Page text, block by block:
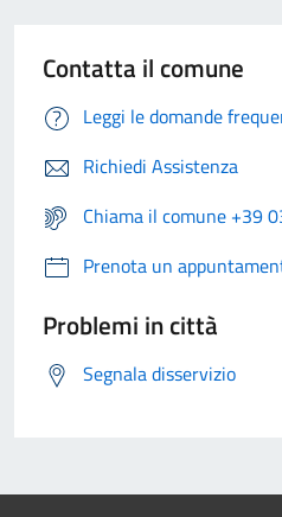
Contatta il comune
Leggi le domande
Richiedi Assistenza
Chiama il comune +39
Prenota un
Problemi in città
Segnala disservizio